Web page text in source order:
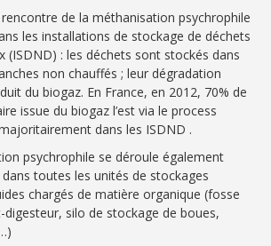
de la méthanisation psychrophile
les installations de stockage de déchets
(ISDND) : les déchets sont stockés dans
non chauffés ; leur dégradation
du biogaz. En France, en 2012, 70% de
issue du biogaz l’est via le process
dans les ISDND .
psychrophile se déroule également
toutes les unités de stockages
chargés de matière organique (fosse
digesteur, silo de stockage de boues,